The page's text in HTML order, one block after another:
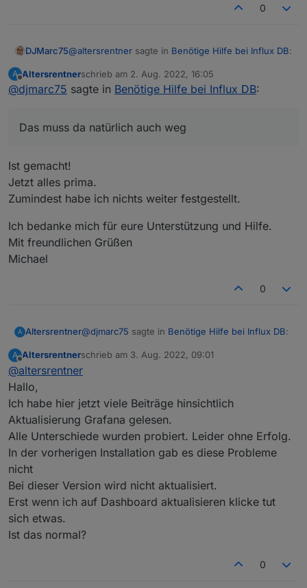
0
DJMarc75@altersrentner sagte in Benötige Hilfe bei Influx DB:
Bei den anderen Eintragungen steht ";" auch
org_name = Main Org.
org_role = Viewer
[users]
abspeichern und danach nochmal den service
A
Offline
Altersrentnerschrieb am 2. Aug. 2022, 16:05
zuletzt editiert von
@djmarc75 sagte in Benötige Hilfe bei Influx DB:
Das muss da natürlich auch weg
Ist gemacht!
Jetzt alles prima.
Zumindest habe ich nichts weiter festgestellt.
Ich bedanke mich für eure Unterstützung und Hilfe.
Mit freundlichen Grüßen
Michael
0
A Altersrentner@djmarc75 sagte in Benötige Hilfe bei Influx DB:
Ist gemacht!
Jetzt alles prima.
Zumindest habe ich nichts weiter festgestellt.
Ich bedanke mich für eure Unterstützung und
Hilfe.
Mit freundlichen Grüßen
A
Offline
Altersrentnerschrieb am 3. Aug. 2022, 09:01
zuletzt editiert von
@altersrentner
Hallo,
Ich habe hier jetzt viele Beiträge hinsichtlich
Aktualisierung Grafana gelesen.
Alle Unterschiede wurden probiert. Leider ohne Erfolg.
In der vorherigen Installation gab es diese Probleme
nicht
Bei dieser Version wird nicht aktualisiert.
Erst wenn ich auf Dashboard aktualisieren klicke tut
sich etwas.
Ist das normal?
0